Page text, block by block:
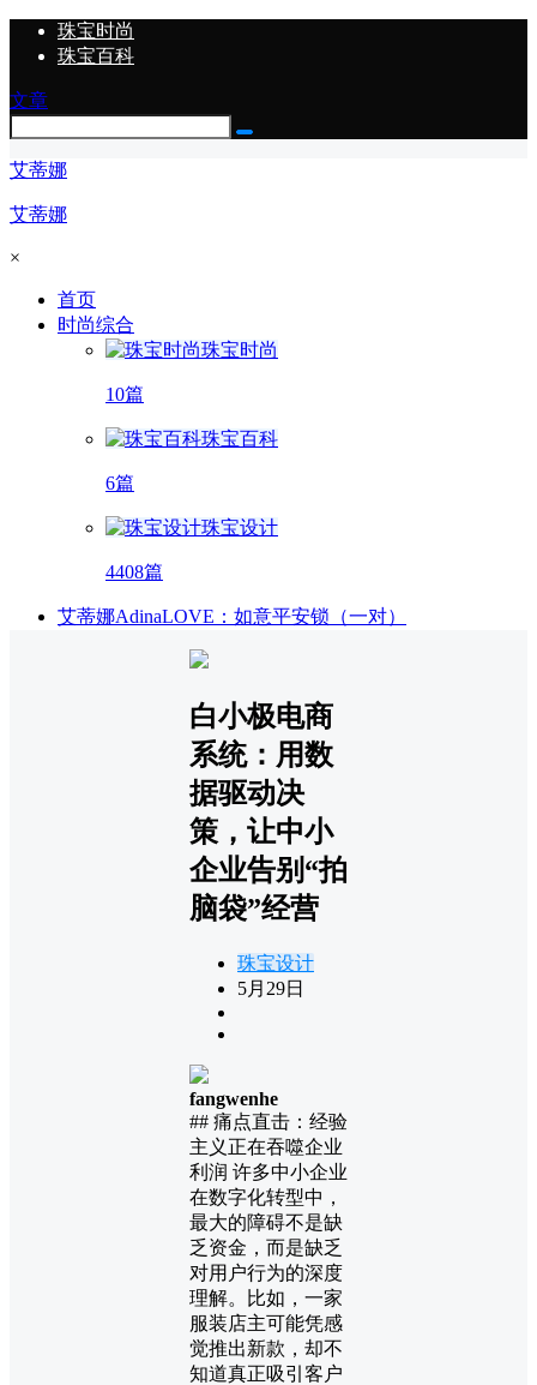
珠宝时尚
珠宝百科
文章
艾蒂娜
艾蒂娜
×
首页
时尚综合
珠宝时尚
10篇
珠宝百科
6篇
珠宝设计
4408篇
艾蒂娜AdinaLOVE：如意平安锁（一对）
白小极电商
系统：用数
据驱动决
策，让中小
企业告别“拍
脑袋”经营
珠宝设计
5月29日
fangwenhe
## 痛点直击：经验
主义正在吞噬企业
利润 许多中小企业
在数字化转型中，
最大的障碍不是缺
乏资金，而是缺乏
对用户行为的深度
理解。比如，一家
服装店主可能凭感
觉推出新款，却不
知道真正吸引客户